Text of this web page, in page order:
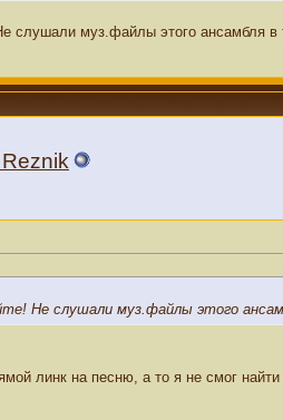
слушали муз.файлы этого ансамбля в
Не слушали муз.файлы этого
линк на песню, а то я не смог